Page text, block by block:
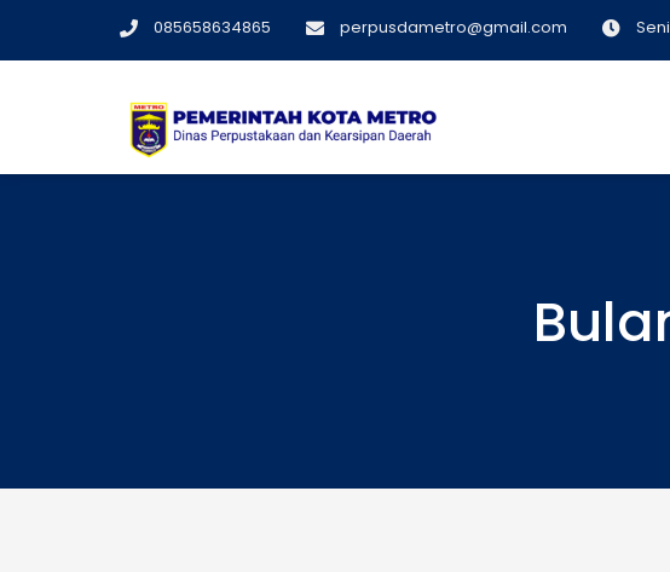
085658634865 perpusdametro@gmail.com